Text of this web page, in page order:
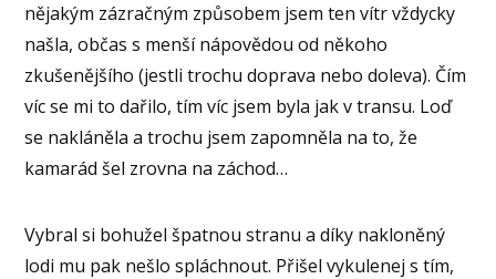
nějakým zázračným způsobem jsem ten vítr vždycky
našla, občas s menší nápovědou od někoho
zkušenějšího (jestli trochu doprava nebo doleva). Čím
víc se mi to dařilo, tím víc jsem byla jak v transu. Loď
se nakláněla a trochu jsem zapomněla na to, že
kamarád šel zrovna na záchod…
Vybral si bohužel špatnou stranu a díky nakloněný
lodi mu pak nešlo spláchnout. Přišel vykulenej s tím,